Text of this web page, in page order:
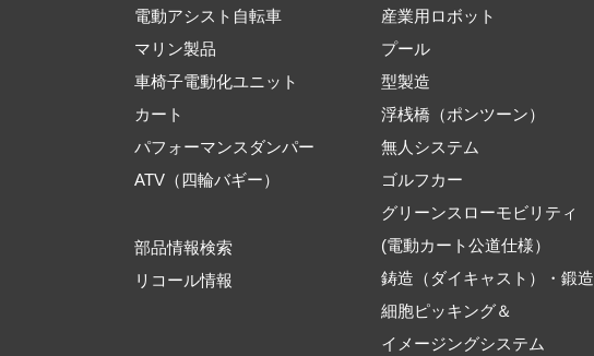
電動アシスト自転車
マリン製品
車椅子電動化ユニット
カート
パフォーマンスダンパー
ATV（四輪バギー）
部品情報検索
リコール情報
産業用ロボット
プール
型製造
浮桟橋（ポンツーン）
無人システム
ゴルフカー
グリーンスローモビリティ
(電動カート公道仕様）
鋳造（ダイキャスト）・鍛造
細胞ピッキング＆
イメージングシステム